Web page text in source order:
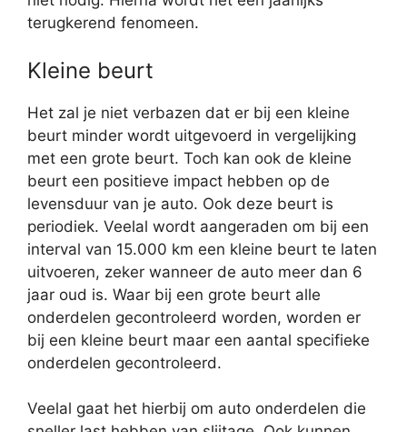
terugkerend fenomeen.
Kleine beurt
Het zal je niet verbazen dat er bij een kleine
beurt minder wordt uitgevoerd in vergelijking
met een grote beurt. Toch kan ook de kleine
beurt een positieve impact hebben op de
levensduur van je auto. Ook deze beurt is
periodiek. Veelal wordt aangeraden om bij een
interval van 15.000 km een kleine beurt te laten
uitvoeren, zeker wanneer de auto meer dan 6
jaar oud is. Waar bij een grote beurt alle
onderdelen gecontroleerd worden, worden er
bij een kleine beurt maar een aantal specifieke
onderdelen gecontroleerd.
Veelal gaat het hierbij om auto onderdelen die